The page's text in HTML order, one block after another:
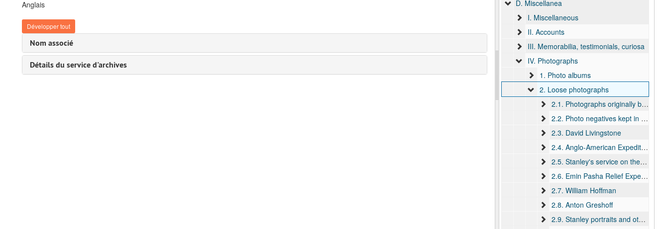
Anglais
Développer tout
Nom associé
Détails du service d'archives
D. Miscellanea
I. Miscellaneous
II. Accounts
III. Memorabilia, testimonials, curiosa
IV. Photographs
1. Photo albums
2. Loose photographs
2.1. Photographs originally belonging to the album Stanley
2.2. Photo negatives kept in box Self-Baby-Wales
2.3. David Livingstone
2.4. Anglo-American Expedition
2.5. Stanley's service on the Congo
2.6. Emin Pasha Relief Expedition officers
2.7. William Hoffman
2.8. Anton Greshoff
2.9. Stanley portraits and other photographs